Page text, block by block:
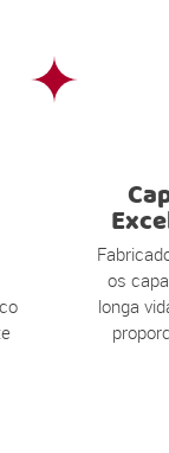
os
longa